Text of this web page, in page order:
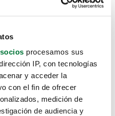
procesamos sus
IP, con tecnologías
y acceder la
con el fin de ofrecer
medición de
de audiencia y
como
hasta aquí.